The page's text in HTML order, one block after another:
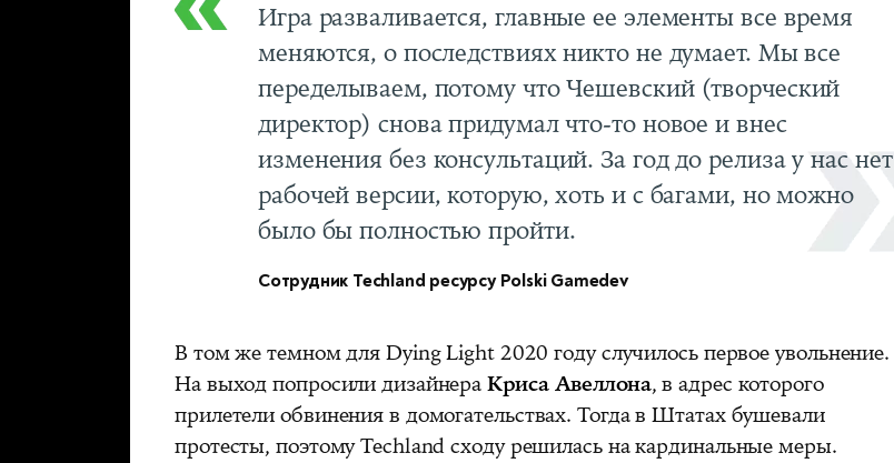
Игра разваливается, главные ее элементы все время
меняются, о последствиях никто не думает. Мы все
переделываем, потому что Чешевский (творческий
директор) снова придумал что-то новое и внес
изменения без консультаций. За год до релиза у нас нет
рабочей версии, которую, хоть и с багами, но можно
было бы полностью пройти.
Сотрудник Techland ресурсу Polski Gamedev
В том же темном для Dying Light 2020 году случилось первое увольнение.
На выход попросили дизайнераКриса Авеллона, в адрес которого
прилетели обвинения в домогательствах. Тогда в Штатах бушевали
протесты, поэтому Techland сходу решилась на кардинальные меры.